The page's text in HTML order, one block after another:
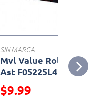
SIN MARCA
Mvl Value Role Play
Ast F05225L41
Precio reducido de
$9.99